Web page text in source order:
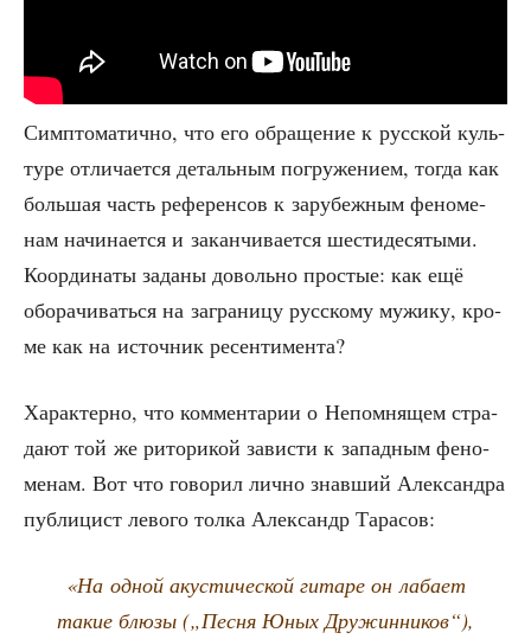
Симп­то­ма­тич­но, что его обра­ще­ние к рус­ской куль­
ту­ре отли­ча­ет­ся деталь­ным погру­же­ни­ем, тогда как
боль­шая часть рефе­рен­сов к зару­беж­ным фено­ме­
нам начи­на­ет­ся и закан­чи­ва­ет­ся шести­де­ся­ты­ми.
Коор­ди­на­ты зада­ны доволь­но про­стые: как ещё
обо­ра­чи­вать­ся на загра­ни­цу рус­ско­му мужи­ку, кро­
ме как на источ­ник ресентимента?
Харак­тер­но, что ком­мен­та­рии о Непом­ня­щем стра­
да­ют той же рито­ри­кой зави­сти к запад­ным фено­
ме­нам. Вот что гово­рил лич­но знав­ший Алек­сандра
пуб­ли­цист лево­го тол­ка Алек­сандр Тарасов:
«На одной аку­сти­че­ской гита­ре он лаба­ет
такие блю­зы („Пес­ня Юных Дру­жин­ни­ков“),